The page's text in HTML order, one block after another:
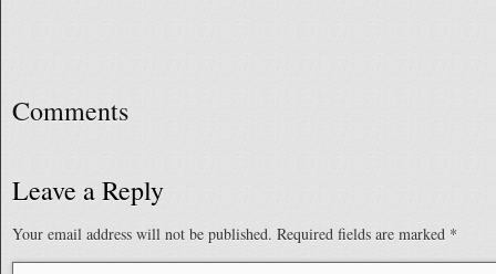
Comments
Leave a Reply
Your email address will not be published. Required fields are marked *